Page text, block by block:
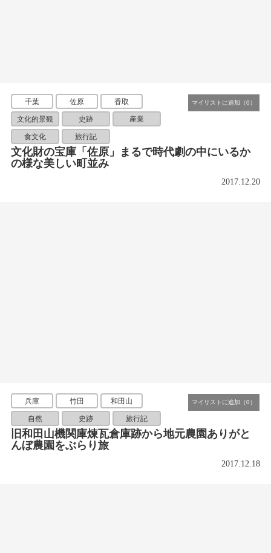
千葉 佐原 香取
文化的景観 史跡 産業
食文化 旅行記
文化財の宝庫「佐原」まるで時代劇の中にいるか
の様な美しい町並み
2017.12.20
兵庫 竹田 和田山
自然 史跡 旅行記
旧和田山機関庫煉瓦倉庫跡から地元農園ありがと
んぼ農園をぶらり旅
2017.12.18